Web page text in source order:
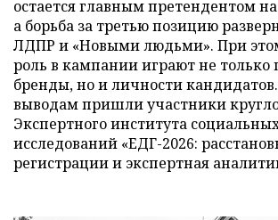
остается главным претендентом
а борьба за третью позицию
ЛДПР и «Новыми людьми». При
роль в кампании играют не только
бренды, но и личности
выводам пришли участники
Экспертного института
исследований «ЕДГ-2026:
регистрации и экспертная